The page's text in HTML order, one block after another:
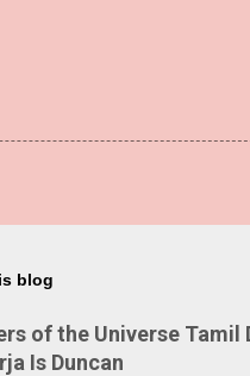
blog
of the Universe
Is Duncan